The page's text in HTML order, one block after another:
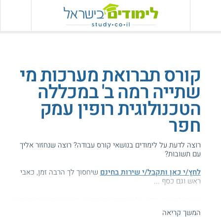
קורס תברואת מערכות מי
שתייה רמה ב' במכללה
הטכנולוגית רופין עמק
חפר
רוצה לדעת על לימודים בנושאי קורס עבודה? רוצה שנחזור אליך
עם תשובות?
לחץ/י כאן ותקבל/י שירות בחינם שיחסוך לך הרבה זמן, כאבי
ראש וגם כסף ...
ב'.
המשך קריאה